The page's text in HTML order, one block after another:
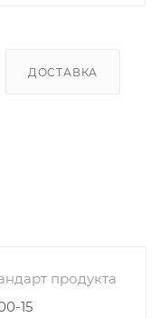
ДОСТАВКА
продукта
15